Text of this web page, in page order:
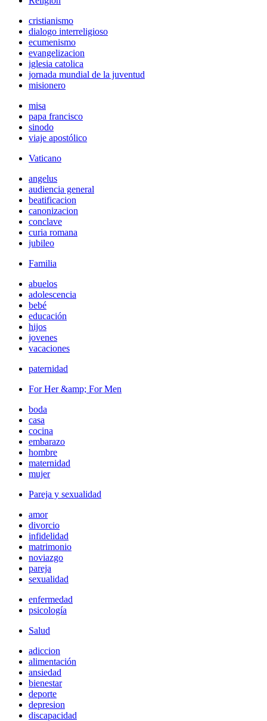
cristianismo
dialogo interreligioso
ecumenismo
evangelizacion
iglesia catolica
jornada mundial de la juventud
misionero
misa
papa francisco
sinodo
viaje apostólico
Vaticano
angelus
audiencia general
beatificacion
canonizacion
conclave
curia romana
jubileo
Familia
abuelos
adolescencia
bebé
educación
hijos
jovenes
vacaciones
paternidad
For Her &amp; For Men
boda
casa
cocina
embarazo
hombre
maternidad
mujer
Pareja y sexualidad
amor
divorcio
infidelidad
matrimonio
noviazgo
pareja
sexualidad
enfermedad
psicología
Salud
adiccion
alimentación
ansiedad
bienestar
deporte
depresion
discapacidad